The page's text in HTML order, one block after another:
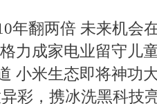
年翻两倍 未来机会
力成家电业留守儿
小米生态即将神功
彩，携冰洗黑科技